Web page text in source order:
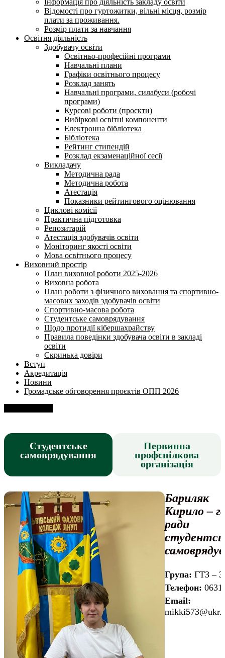
Інформація про діяльність закладу освіти
Відомості про гуртожитки, вільні місця, розмір
плати за проживання.
Розмір плати за навчання
Освітня діяльність
Здобувачу освіти
Освітньо-професійні програми
Навчальні плани
Графіки освітнього процесу
Розклад занять
Навчальні програми, силабуси (робочі
програми)
Курсові роботи (проєкти)
Вибіркові освітні компоненти
Електронна бібліотека
Бібліотека
Рейтинг стипендій
Розклад екзаменаційної сесії
Викладачу
Методична рада
Методична робота
Атестація
Показники рейтингового оцінювання
Циклові комісії
Практична підготовка
Репозитарій
Атестація здобувачів освіти
Моніторинг якості освіти
Мова освітнього процесу
Виховний простір
План виховної роботи 2025-2026
Виховна робота
План роботи з фізичного виховання та спортивно-
масових заходів здобувачів освіти
Спортивно-масова робота
Студентське самоврядування
Щодо протидії кібершахрайству
Правила поведінки здобувача освіти в закладі
освіти
Скринька довіри
Вступ
Акредитація
Новини
Громадське обговорення проєктів ОПП 2026
Студентське
самоврядування
Первинна
профспілкова
організація
Бариляк
Кирило –
ради
Група: ГТЗ –
Телефон:
Email: